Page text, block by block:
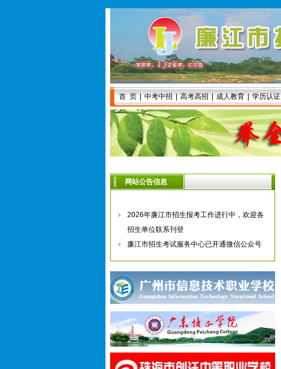
首 页 中考中招 高考高招 成人教育 学历认证
| 招 生 |
网站公告信息
2026年廉江市招生报考工作进行中，欢迎各
招生单位联系刊登
廉江市招生考试服务中心已开通微信公众号